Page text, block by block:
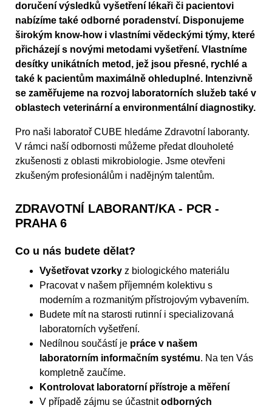
doručení výsledků vyšetření lékaři či pacientovi
nabízíme také odborné poradenství. Disponujeme
širokým know-how i vlastními vědeckými týmy, které
přicházejí s novými metodami vyšetření. Vlastníme
desítky unikátních metod, jež jsou přesné, rychlé a
také k pacientům maximálně ohleduplné. Intenzivně
se zaměřujeme na rozvoj laboratorních služeb také v
oblastech veterinární a environmentální diagnostiky.
Pro naši laboratoř CUBE hledáme Zdravotní laboranty.
V rámci naší odbornosti můžeme předat dlouholeté
zkušenosti z oblasti mikrobiologie. Jsme otevřeni
zkušeným profesionálům i nadějným talentům.
ZDRAVOTNÍ LABORANT/KA - PCR -
PRAHA 6
Co u nás budete dělat?
Vyšetřovat vzorky z biologického materiálu
Pracovat v našem příjemném kolektivu s
moderním a rozmanitým přístrojovým vybavením.
Budete mít na starosti rutinní i specializovaná
laboratorních vyšetření.
Nedílnou součástí je práce v našem
laboratorním informačním systému. Na ten Vás
kompletně zaučíme.
Kontrolovat laboratorní přístroje a měření
V případě zájmu se účastnitodborných